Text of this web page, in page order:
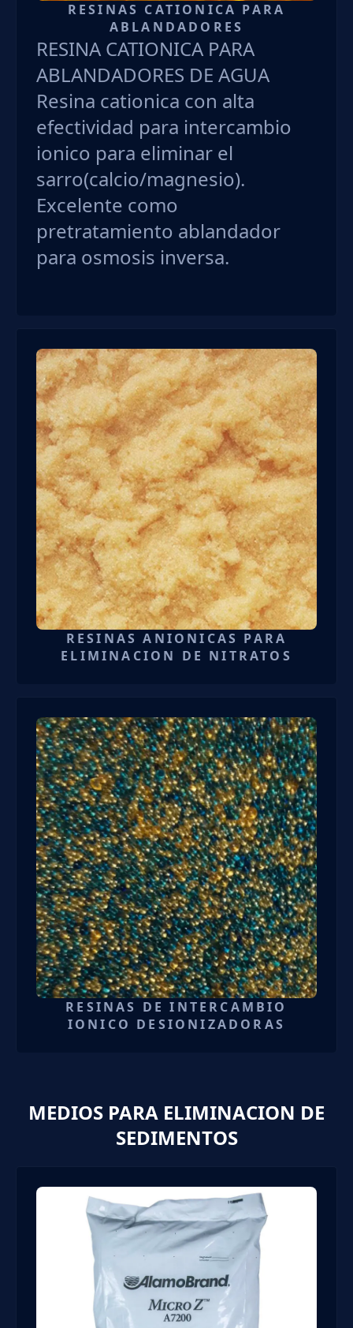
RESINAS CATIONICA PARA
ABLANDADORES
RESINA CATIONICA PARA
ABLANDADORES DE AGUA
Resina cationica con alta
efectividad para intercambio
ionico para eliminar el
sarro(calcio/magnesio).
Excelente como
pretratamiento ablandador
para osmosis inversa.
RESINAS ANIONICAS PARA
ELIMINACION DE NITRATOS
RESINAS DE INTERCAMBIO
IONICO DESIONIZADORAS
MEDIOS PARA ELIMINACION DE
SEDIMENTOS